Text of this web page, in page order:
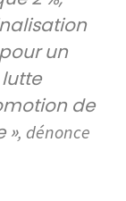
un
de
», dénonce